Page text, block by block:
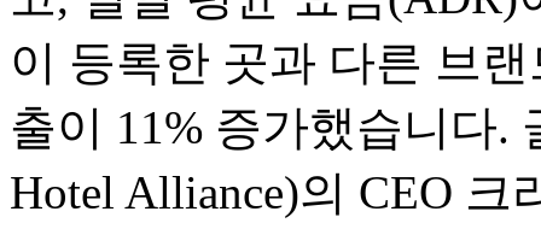
이 등록한 곳과 다른 브
출이 11% 증가했습니다.
Hotel Alliance)의 CEO